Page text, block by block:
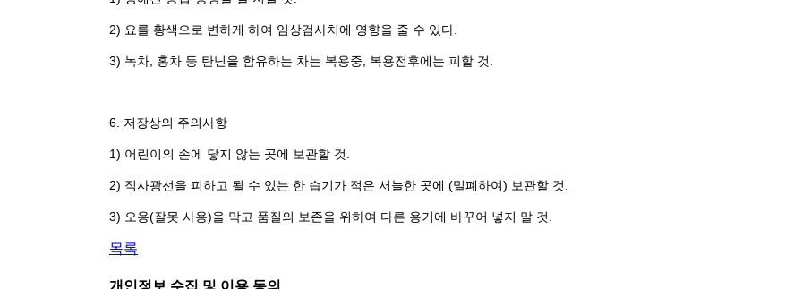
2) 요를 황색으로 변하게 하여 임상검사치에 영향을 줄 수 있다.
3) 녹차, 홍차 등 탄닌을 함유하는 차는 복용중, 복용전후에는 피할 것.
6. 저장상의 주의사항
1) 어린이의 손에 닿지 않는 곳에 보관할 것.
2) 직사광선을 피하고 될 수 있는 한 습기가 적은 서늘한 곳에 (밀폐하여) 보관할 것.
3) 오용(잘못 사용)을 막고 품질의 보존을 위하여 다른 용기에 바꾸어 넣지 말 것.
목록
개인정보 수집 및 이용 동의